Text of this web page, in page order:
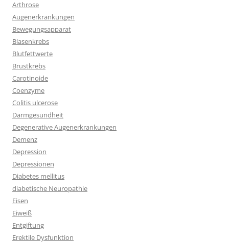
Arthrose
Augenerkrankungen
Bewegungsapparat
Blasenkrebs
Blutfettwerte
Brustkrebs
Carotinoide
Coenzyme
Colitis ulcerose
Darmgesundheit
Degenerative Augenerkrankungen
Demenz
Depression
Depressionen
Diabetes mellitus
diabetische Neuropathie
Eisen
Eiweiß
Entgiftung
Erektile Dysfunktion